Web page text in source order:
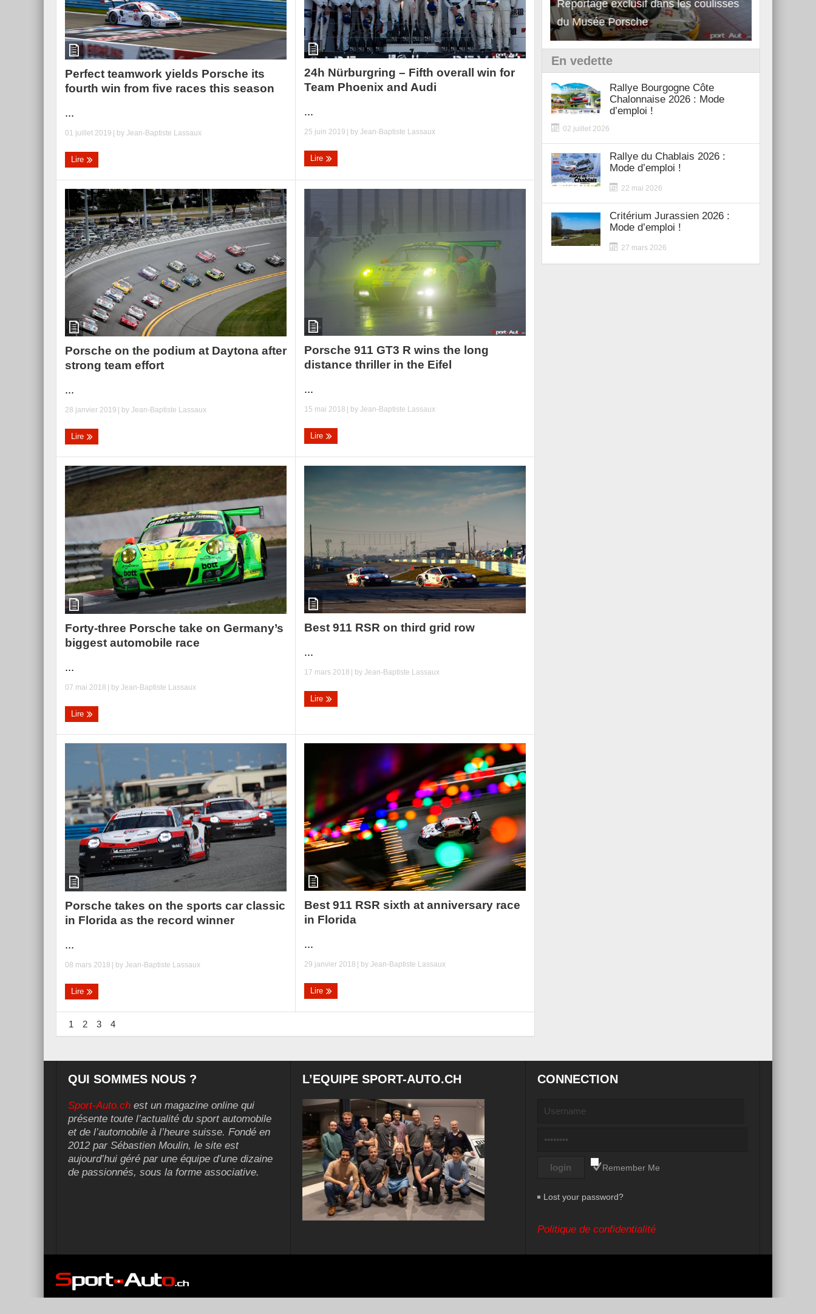
Perfect teamwork yields Porsche its
fourth win from five races this season
...
01 juillet 2019 | by Jean-Baptiste Lassaux
Lire
24h Nürburgring – Fifth overall win for
Team Phoenix and Audi
...
25 juin 2019 | byJean-Baptiste Lassaux
Lire
Porsche on the podium at Daytona after
strong team effort
...
28 janvier 2019 | by Jean-Baptiste Lassaux
Lire
Porsche 911 GT3 R wins the long
distance thriller in the Eifel
...
15 mai 2018 | byJean-Baptiste Lassaux
Lire
Forty-three Porsche take on Germany’s
biggest automobile race
...
07 mai 2018 | by Jean-Baptiste Lassaux
Lire
Best 911 RSR on third grid row
...
17 mars 2018 | byJean-Baptiste Lassaux
Lire
Porsche takes on the sports car classic
in Florida as the record winner
...
08 mars 2018 | by Jean-Baptiste Lassaux
Lire
Best 911 RSR sixth at anniversary race
in Florida
...
29 janvier 2018 | byJean-Baptiste Lassaux
Lire
1 2 3 4
Essai – Morgan Supersport
Reportage exclusif dans les coulisses
du Musée Porsche
Découverte de la nouvelle Ferrari
12Cilindri Manuale
En vedette
Rallye Bourgogne Côte
Chalonnaise 2026 : Mode
d’emploi !
02 juillet 2026
Rallye du Chablais 2026 :
Mode d’emploi !
22 mai 2026
Critérium Jurassien 2026 :
Mode d’emploi !
27 mars 2026
QUI SOMMES NOUS ?
Sport-Auto.ch est un magazine online qui
présente toute l’actualité du sport automobile
et de l’automobile à l’heure suisse. Fondé en
2012 par Sébastien Moulin, le site est
aujourd’hui géré par une équipe d’une dizaine
de passionnés, sous la forme associative.
L’EQUIPE SPORT-AUTO.CH CONNECTION
Remember Me
Lost your password?
Politique de confidentialité